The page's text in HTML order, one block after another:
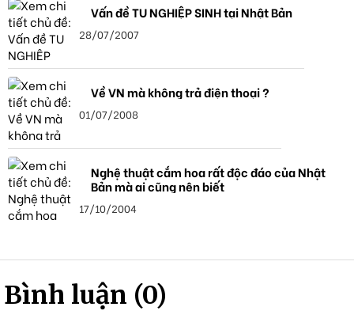
Vấn đề TU NGHIỆP SINH tại Nhật Bản
28/07/2007
Về VN mà không trả điện thoại ?
01/07/2008
Nghệ thuật cắm hoa rất độc đáo của Nhật
Bản mà ai cũng nên biết
17/10/2004
Bình luận (0)